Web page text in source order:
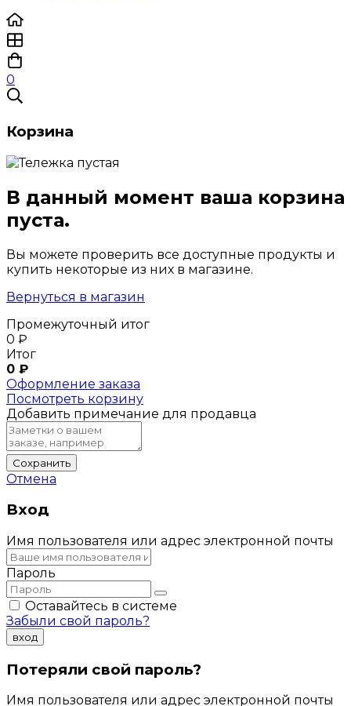
0
Корзина
В данный момент ваша корзина
пуста.
Вы можете проверить все доступные продукты и
купить некоторые из них в магазине.
Вернуться в магазин
Промежуточный итог
0 ₽
Итог
0 ₽
Оформление заказа
Посмотреть корзину
Добавить примечание для продавца
Сохранить
Отмена
Вход
Имя пользователя или адрес электронной почты
Пароль
Оставайтесь в системе
Забыли свой пароль?
вход
Потеряли свой пароль?
Имя пользователя или адрес электронной почты